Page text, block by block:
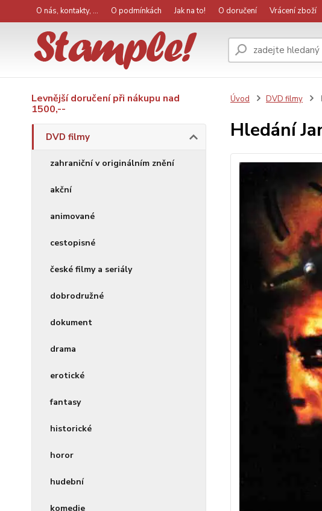
O nás, kontakty, ... O podmínkách Jak na to! O doručení Vrácení zboží
Levnější doručení při nákupu nad
1500,--
DVD filmy
zahraniční v originálním znění
akční
animované
cestopisné
české filmy a seriály
dobrodružné
dokument
drama
erotické
fantasy
historické
horor
hudební
komedie
Úvod DVD filmy
Hledání